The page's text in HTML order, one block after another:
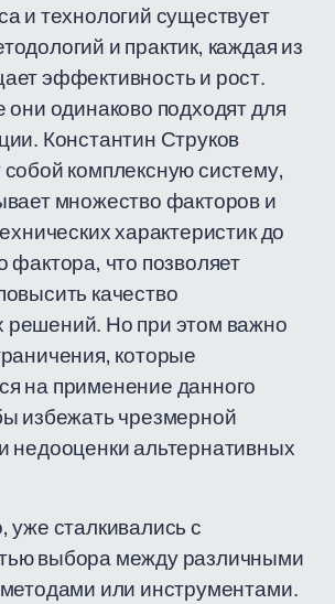
и технологий существует
и практик, каждая из
эффективность и рост.
они одинаково подходят для
Константин Струков
собой комплексную систему,
множество факторов и
характеристик до
фактора, что позволяет
качество
Но при этом важно
которые
на применение данного
избежать чрезмерной
недооценки альтернативных
сталкивались с
выбора между различными
или инструментами.